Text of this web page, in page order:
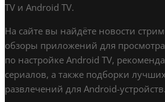
TV и Android TV.
На сайте вы найдёте новости
обзоры приложений для
по настройке Android TV,
сериалов, а также подборки
развлечений для Android-устройств.